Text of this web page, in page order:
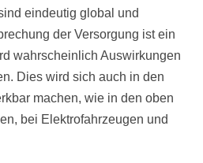
eindeutig global und
der Versorgung ist ein
wahrscheinlich Auswirkungen
Dies wird sich auch in den
machen, wie in den oben
bei Elektrofahrzeugen und